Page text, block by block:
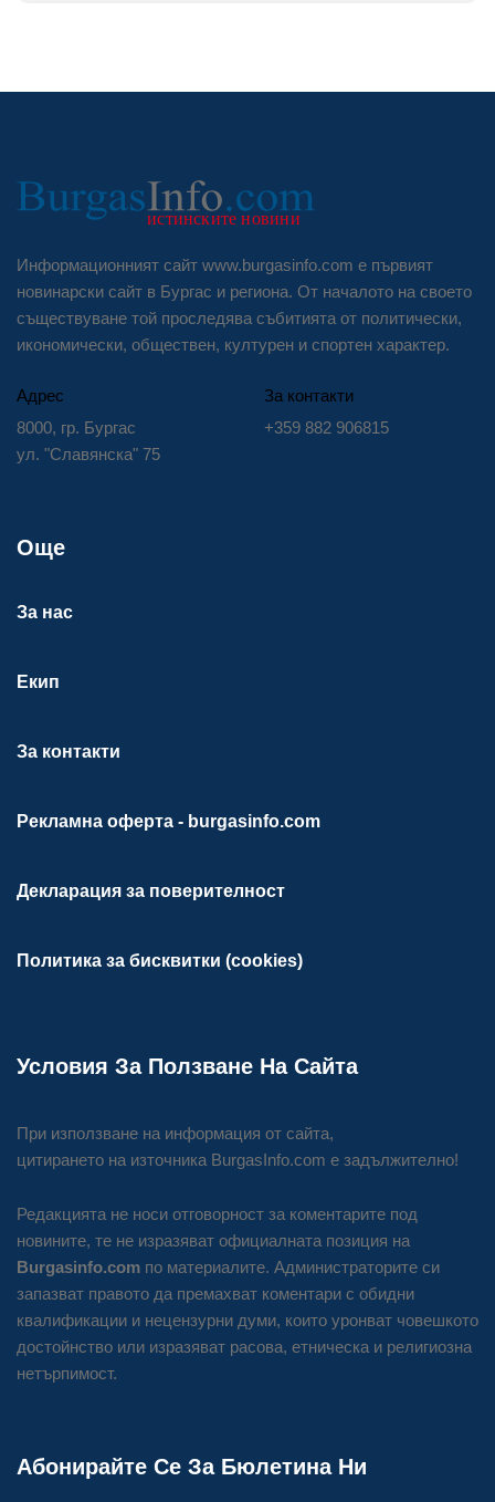
Информационният сайт www.burgasinfo.com е първият
новинарски сайт в Бургас и региона. От началото на своето
съществуване той проследява събитията от политически,
икономически, обществен, културен и спортен характер.
Адрес
8000, гр. Бургас
ул. "Славянска" 75
За контакти
+359 882 906815
Още
За нас
Екип
За контакти
Рекламна оферта - burgasinfo.com
Декларация за поверителност
Политика за бисквитки (cookies)
Условия За Ползване На Сайта
При използване на информация от сайта,
цитирането на източника BurgasInfo.com е задължително!
Редакцията не носи отговорност за коментарите под
новините, те не изразяват официалната позиция на
Burgasinfo.com по материалите. Администраторите си
запазват правото да премахват коментари с обидни
квалификации и нецензурни думи, които уронват човешкото
достойнство или изразяват расова, етническа и религиозна
нетърпимост.
Абонирайте Се За Бюлетина Ни